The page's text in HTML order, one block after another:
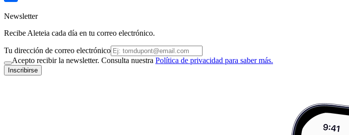
Newsletter
Recibe Aleteia cada día en tu correo electrónico.
Tu dirección de correo electrónico
Acepto recibir la newsletter. Consulta nuestra Política de privacidad para saber más.
Inscribirse